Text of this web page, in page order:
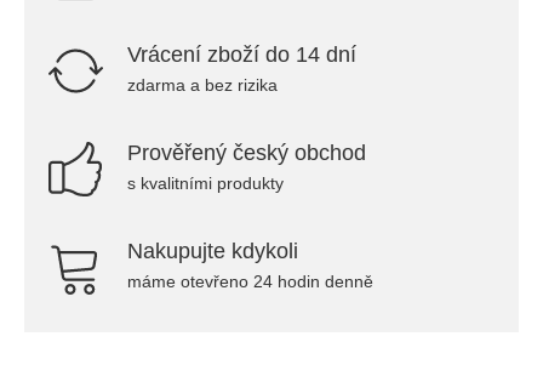
Vrácení zboží do 14 dní
zdarma a bez rizika
Prověřený český obchod
s kvalitními produkty
Nakupujte kdykoli
máme otevřeno 24 hodin denně